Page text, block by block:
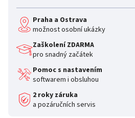
Praha a Ostrava
možnost osobní ukázky
Zaškolení ZDARMA
pro snadný začátek
Pomoc s nastavením
softwarem i obsluhou
2 roky záruka
a pozáručních servis